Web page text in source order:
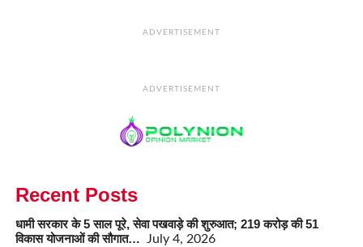
ADVERTISEMENT
ADVERTISEMENT
Recent Posts
धामी सरकार के 5 साल पूरे, सेवा पखवाड़े की शुरुआत; 219 करोड़ की 51
विकास योजनाओं की सौगात…
July 4, 2026